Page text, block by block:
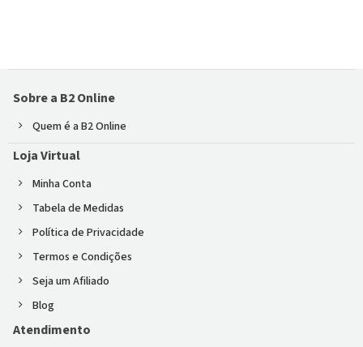
Sobre a B2 Online
Quem é a B2 Online
Loja Virtual
Minha Conta
Tabela de Medidas
Política de Privacidade
Termos e Condições
Seja um Afiliado
Blog
Atendimento